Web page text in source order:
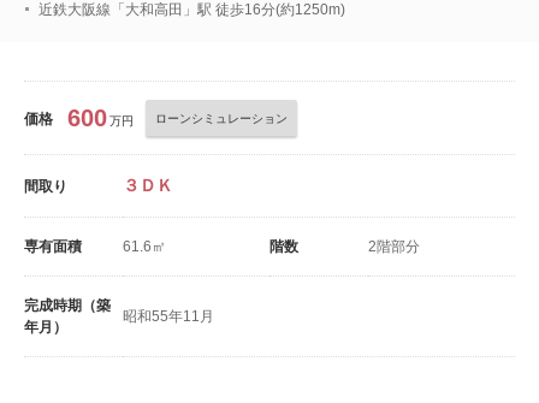
近鉄大阪線「大和高田」駅 徒歩16分(約1250m)
価格 600万円 ローンシミュレーション
間取り ３ＤＫ
専有面積 61.6㎡ 階数 2階部分
完成時期（築
年月）
昭和55年11月